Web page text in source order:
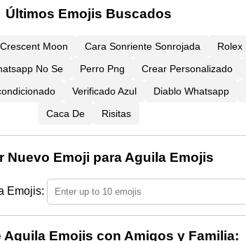
Últimos Emojis Buscados
Crescent Moon Cara Sonriente Sonrojada Rolex
No Se Perro Png Crear Personalizado
Verificado Azul Diablo Whatsapp
Caca De
Risitas
Nuevo Emoji para Aguila Emojis
Emojis:
Aguila Emojis con Amigos y Familia: